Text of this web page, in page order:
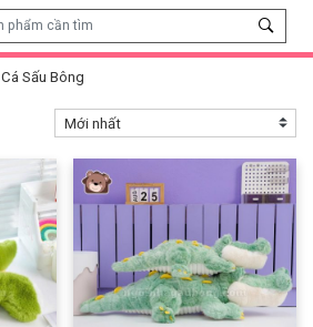
Cá Sấu Bông